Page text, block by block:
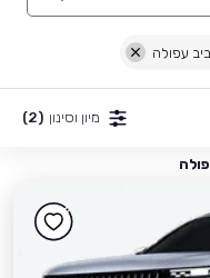
מיון וסינון (2)